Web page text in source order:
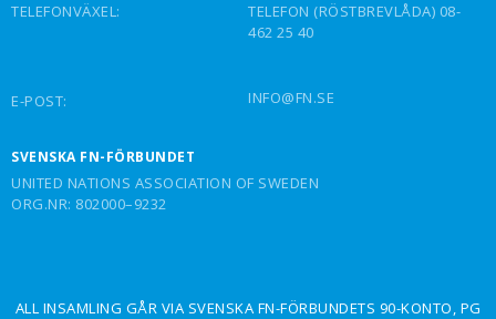
TELEFONVÄXEL:
TELEFON (RÖSTBREVLÅDA) 08-
462 25 40
E-POST: INFO@FN.SE
SVENSKA FN-FÖRBUNDET
UNITED NATIONS ASSOCIATION OF SWEDEN
ORG.NR: 802000–9232
ALL INSAMLING GÅR VIA SVENSKA FN-FÖRBUNDETS 90-KONTO, PG